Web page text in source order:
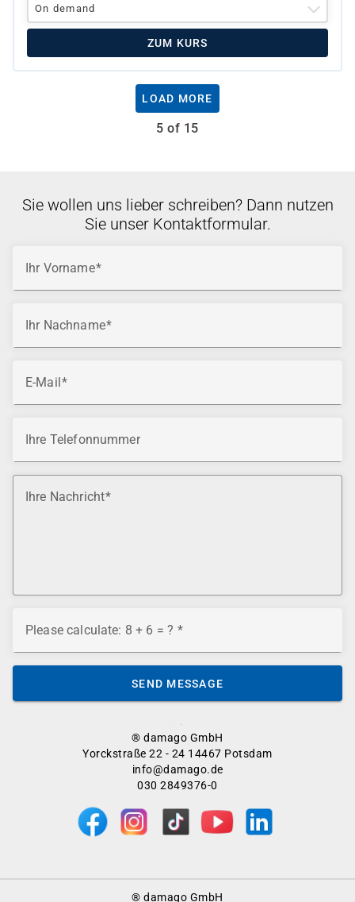
On demand
ZUM KURS
LOAD MORE
5 of 15
® damago GmbH
Yorckstraße 22 - 24 14467 Potsdam
info@damago.de
030 2849376-0
Sie wollen uns lieber schreiben? Dann nutzen
Sie unser Kontaktformular.
Ihr Vorname
Ihr Nachname
E-Mail
Ihre Telefonnummer
Ihre Nachricht
Please calculate: 8 + 6 = ?
SEND MESSAGE
® damago GmbH